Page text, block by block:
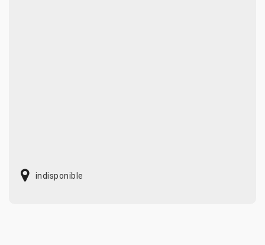
indisponible